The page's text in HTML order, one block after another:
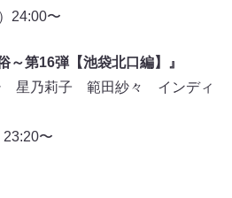
24:00〜
～第16弾【池袋北口編】』
星乃莉子 範田紗々 インディ
23:20〜